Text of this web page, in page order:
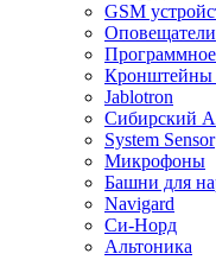
GSM
Оповещатели
Кронштейны
Jablotron
Сибирский
System Sensor
Микрофоны
Башни для
Navigard
Си-Норд
Альтоника